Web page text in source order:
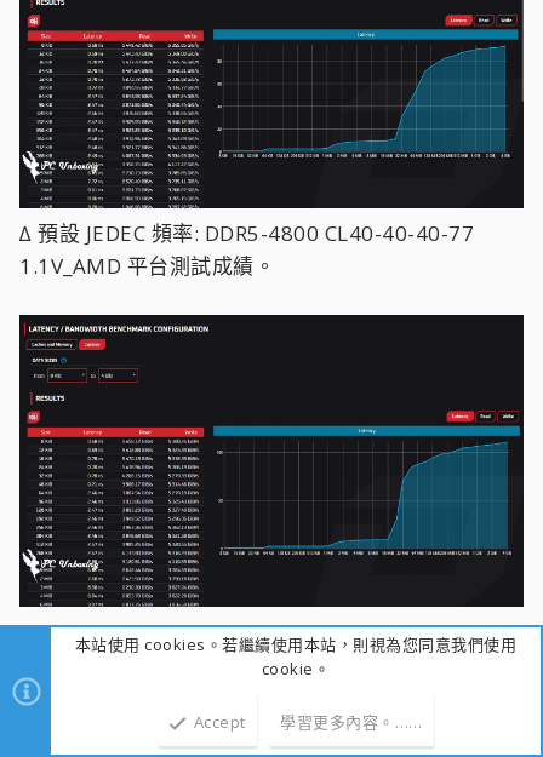
∆ 預設 JEDEC 頻率: DDR5-4800 CL40-40-40-77
1.1V_AMD 平台測試成績。
∆ EXPO Profile 1: DDR5-6000 CL26-36-36-96
1.45V_AMD 平台測試成績。
本站使用 cookies。若繼續使用本站，則視為您同意我們使用
cookie。
Accept 學習更多內容。……